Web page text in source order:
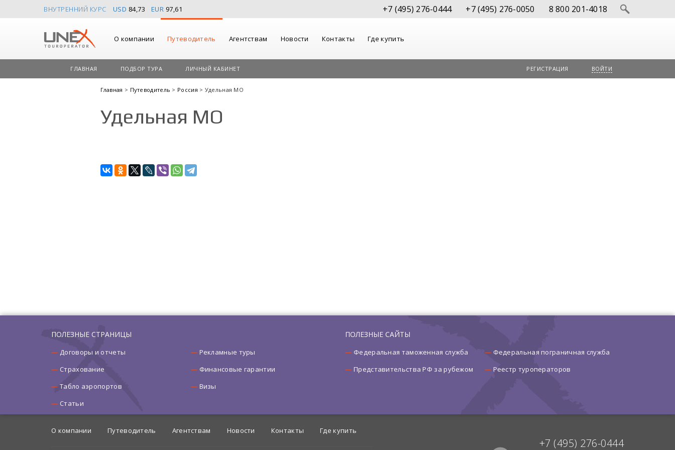
ВНУТРЕННИЙ КУРС USD 84,73 EUR 97,61 +7 (495) 276-0444 +7 (495) 276-0050 8 800 201-4018
О компании Путеводитель Агентствам Новости Контакты Где купить
ГЛАВНАЯ ПОДБОР ТУРА ЛИЧНЫЙ КАБИНЕТ РЕГИСТРАЦИЯ ВОЙТИ
Главная > Путеводитель > Россия > Удельная МО
Удельная МО
ПОЛЕЗНЫЕ СТРАНИЦЫ
Договоры и отчеты
Рекламные туры
Страхование
Финансовые гарантии
Табло аэропортов
Визы
Статьи
ПОЛЕЗНЫЕ САЙТЫ
Федеральная таможенная служба
Федеральная пограничная служба
Представительства РФ за рубежом
Реестр туроператоров
+7 (495) 276-0444
О компании Путеводитель Агентствам Новости Контакты Где купить